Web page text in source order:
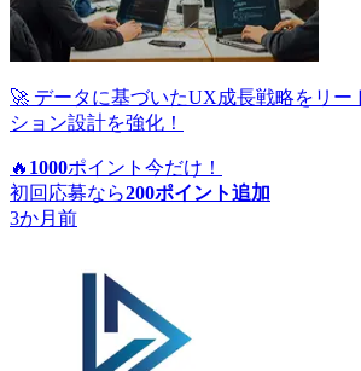
🚀 データに基づいたUX成長戦略をリー
ション設計を強化！
🔥 1000ポイント 今だけ！
初回応募なら200ポイント追加
3か月前